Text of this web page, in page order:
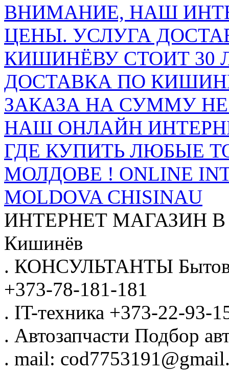
ВНИМАНИЕ, НАШ
ЦЕНЫ. УСЛУГА
КИШИНЁВУ СТОИТ 30
ДОСТАВКА ПО
ЗАКАЗА НА СУММУ НЕ
НАШ ОНЛАЙН
ГДЕ КУПИТЬ ЛЮБЫЕ
МОЛДОВЕ ! ONLINE
MOLDOVA CHISINAU
ИНТЕРНЕТ МАГАЗИН
Кишинёв
. КОНСУЛЬТАНТЫ
+373-78-181-181
. IT-техника +373-22-93-
. Автозапчасти Подбор
. mail: